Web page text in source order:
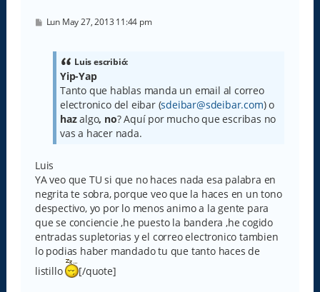
M
Lun May 27, 2013 11:44 pm
Luis escribió:
Yip-Yap
Tanto que hablas manda un email al correo
electronico del eibar (sdeibar@sdeibar.com) o
hazalgo, no? Aquí por mucho que escribas no
vas a hacer nada.
Luis
YA veo que TU si que no haces nada esa palabra en
negrita te sobra, porque veo que la haces en un tono
despectivo, yo por lo menos animo a la gente para
que se conciencie ,he puesto la bandera ,he cogido
entradas supletorias y el correo electronico tambien
lo podias haber mandado tu que tanto haces de
listillo
[/quote]